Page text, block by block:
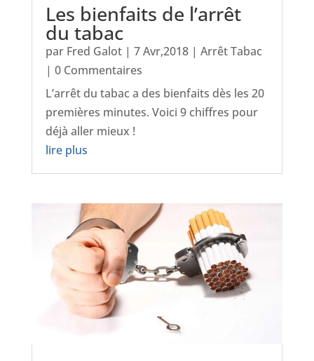
Les bienfaits de l’arrêt
du tabac
par Fred Galot| 7 Avr,2018| Arrêt Tabac
| 0 Commentaires
L’arrêt du tabac a des bienfaits dès les 20
premières minutes. Voici 9 chiffres pour
déjà aller mieux !
lire plus